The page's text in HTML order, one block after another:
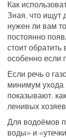
Как
Зная, что ищут
нужен ли вам
постоянно
стоит
особенно если
Если речь о
минимум ухода.
показывают,
ленивых
Для водоёмов
воды» и